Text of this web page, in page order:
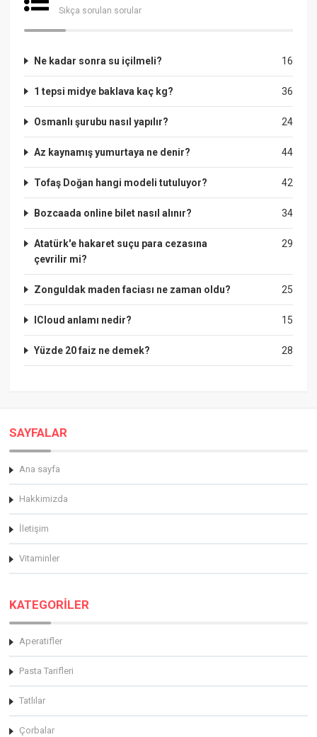
Sıkça sorulan sorular
16
Ne kadar sonra su içilmeli?
36
1 tepsi midye baklava kaç kg?
24
Osmanlı şurubu nasıl yapılır?
44
Az kaynamış yumurtaya ne denir?
42
Tofaş Doğan hangi modeli tutuluyor?
34
Bozcaada online bilet nasıl alınır?
29
Atatürk'e hakaret suçu para cezasına
çevrilir mi?
25
Zonguldak maden faciası ne zaman oldu?
15
ICloud anlamı nedir?
28
Yüzde 20 faiz ne demek?
SAYFALAR
Ana sayfa
Hakkimizda
İletişim
Vitaminler
KATEGORİLER
Aperatifler
Pasta Tarifleri
Tatlılar
Çorbalar